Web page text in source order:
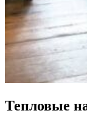
Тепловые